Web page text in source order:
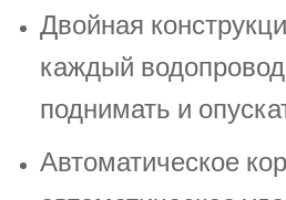
Двойная
каждый
поднимать и
Автоматическое